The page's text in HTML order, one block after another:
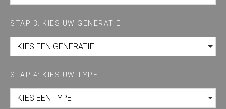
STAP 3: KIES UW GENERATIE
KIES EEN GENERATIE
STAP 4: KIES UW TYPE
KIES EEN TYPE